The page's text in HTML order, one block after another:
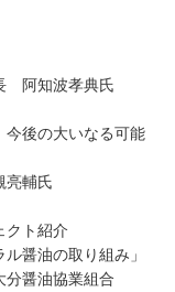
阿知波孝典氏
今後の大いなる可能
亮輔氏
クト紹介
醤油の取り組み」
醤油協業組合